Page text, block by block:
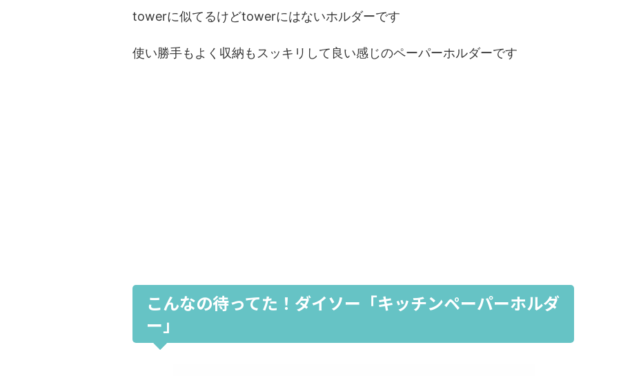
towerに似てるけどtowerにはないホルダーです
使い勝手もよく収納もスッキリして良い感じのペーパーホルダーです
こんなの待ってた！ダイソー「キッチンペーパーホルダ
ー」